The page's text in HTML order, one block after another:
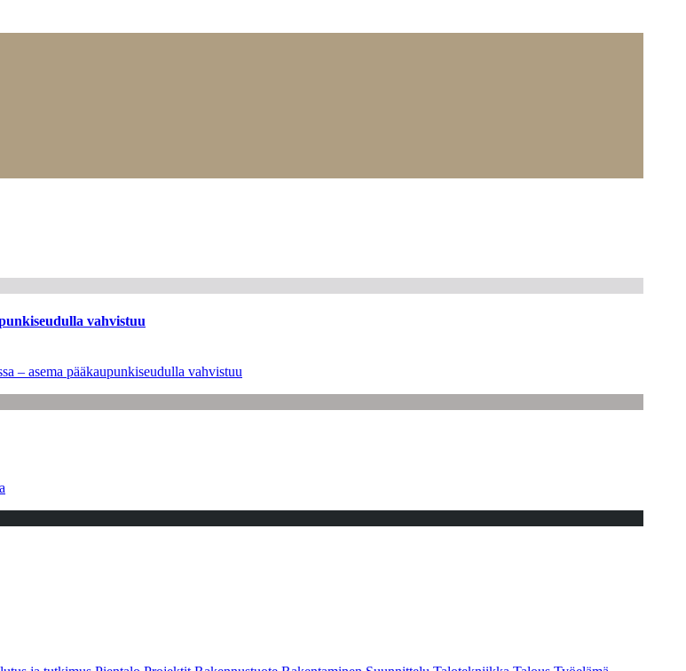
vahvistuu
– asema pääkaupunkiseudulla vahvistuu